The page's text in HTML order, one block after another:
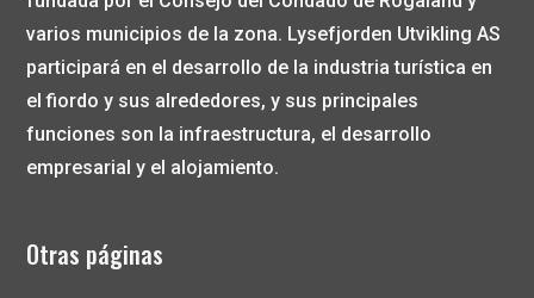
varios municipios de la zona. Lysefjorden Utvikling AS
participará en el desarrollo de la industria turística en
el fiordo y sus alrededores, y sus principales
funciones son la infraestructura, el desarrollo
empresarial y el alojamiento.
Otras páginas